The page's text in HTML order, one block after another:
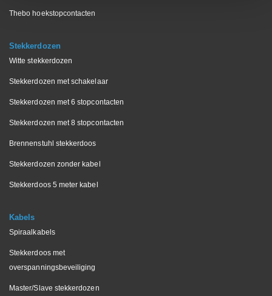
Thebo hoekstopcontacten
Stekkerdozen
Witte stekkerdozen
Stekkerdozen met schakelaar
Stekkerdozen met 6 stopcontacten
Stekkerdozen met 8 stopcontacten
Brennenstuhl stekkerdoos
Stekkerdozen zonder kabel
Stekkerdoos 5 meter kabel
Kabels
Spiraalkabels
Stekkerdoos met
overspanningsbeveiliging
Master/Slave stekkerdozen